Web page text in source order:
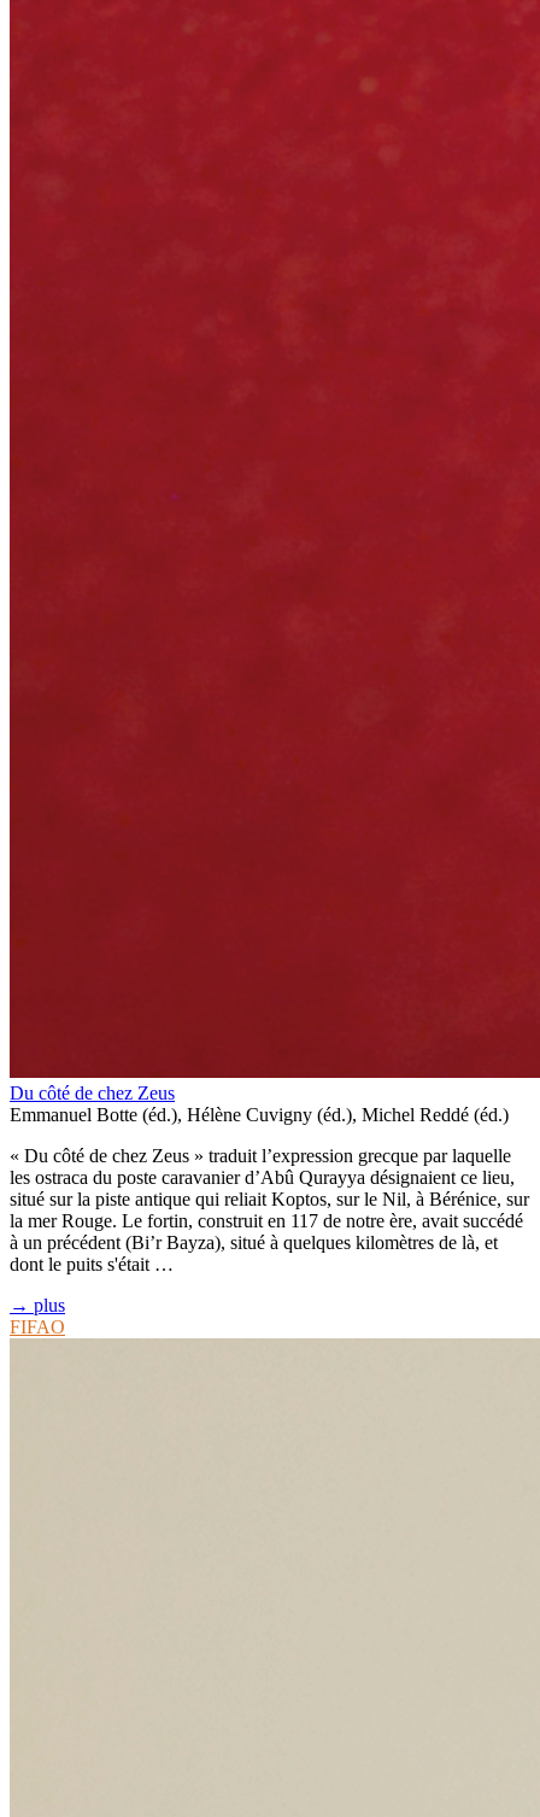
Du côté de chez Zeus
Emmanuel Botte (éd.), Hélène Cuvigny (éd.), Michel Reddé (éd.)
« Du côté de chez Zeus » traduit l’expression grecque par laquelle
les ostraca du poste caravanier d’Abû Qurayya désignaient ce lieu,
situé sur la piste antique qui reliait Koptos, sur le Nil, à Bérénice, sur
la mer Rouge. Le fortin, construit en 117 de notre ère, avait succédé
à un précédent (Bi’r Bayza), situé à quelques kilomètres de là, et
dont le puits s'était …
→ plus
FIFAO